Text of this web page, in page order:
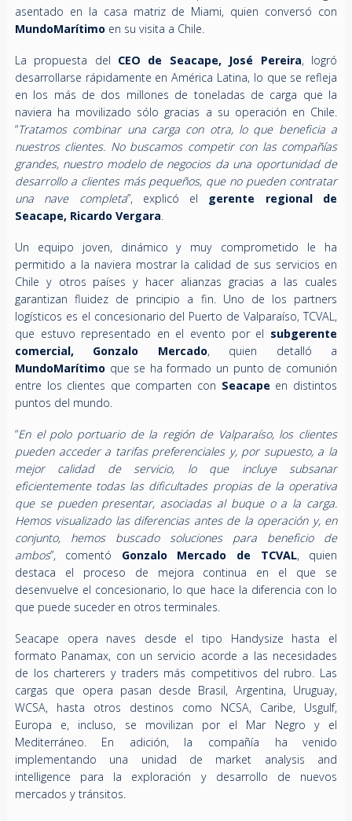
asentado en la casa matriz de Miami, quien conversó con
MundoMarítimoen su visita a Chile.
La propuesta del CEO de Seacape, José Pereira, logró
desarrollarse rápidamente en América Latina, lo que se refleja
en los más de dos millones de toneladas de carga que la
naviera ha movilizado sólo gracias a su operación en Chile.
“Tratamos combinar una carga con otra, lo que beneficia a
nuestros clientes. No buscamos competir con las compañías
grandes, nuestro modelo de negocios da una oportunidad de
desarrollo a clientes más pequeños, que no pueden contratar
una nave completa”, explicó el gerente regional de
Seacape, Ricardo Vergara.
Un equipo joven, dinámico y muy comprometido le ha
permitido a la naviera mostrar la calidad de sus servicios en
Chile y otros países y hacer alianzas gracias a las cuales
garantizan fluidez de principio a fin. Uno de los partners
logísticos es el concesionario del Puerto de Valparaíso, TCVAL,
que estuvo representado en el evento por el subgerente
comercial, Gonzalo Mercado, quien detalló a
MundoMarítimoque se ha formado un punto de comunión
entre los clientes que comparten con Seacape en distintos
puntos del mundo.
“En el polo portuario de la región de Valparaíso, los clientes
pueden acceder a tarifas preferenciales y, por supuesto, a la
mejor calidad de servicio, lo que incluye subsanar
eficientemente todas las dificultades propias de la operativa
que se pueden presentar, asociadas al buque o a la carga.
Hemos visualizado las diferencias antes de la operación y, en
conjunto, hemos buscado soluciones para beneficio de
ambos”, comentó Gonzalo Mercado de TCVAL, quien
destaca el proceso de mejora continua en el que se
desenvuelve el concesionario, lo que hace la diferencia con lo
que puede suceder en otros terminales.
Seacape opera naves desde el tipo Handysize hasta el
formato Panamax, con un servicio acorde a las necesidades
de los charterers y traders más competitivos del rubro. Las
cargas que opera pasan desde Brasil, Argentina, Uruguay,
WCSA, hasta otros destinos como NCSA, Caribe, Usgulf,
Europa e, incluso, se movilizan por el Mar Negro y el
Mediterráneo. En adición, la compañía ha venido
implementando una unidad de market analysis and
intelligence para la exploración y desarrollo de nuevos
mercados y tránsitos.